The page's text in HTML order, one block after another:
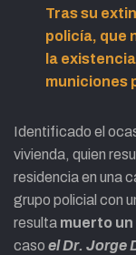
Tras su
policía, que
la
municiones
Identificado el
vivienda, quien
residencia en una
grupo policial con
resulta muerto
caso el Dr. Jorge